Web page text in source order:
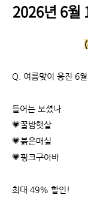
2026년 6월
Q. 여름맞이 웅진 6
들어는 보셨나
💗꿀밤햇살
💗붉은매실
💗핑크구아바
최대 49% 할인!